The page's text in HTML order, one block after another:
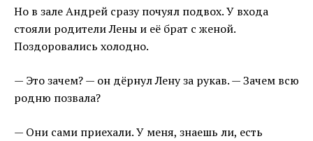
Но в зале Андрей сразу почуял подвох. У входа
стояли родители Лены и её брат с женой.
Поздоровались холодно.
— Это зачем? — он дёрнул Лену за рукав. — Зачем всю
родню позвала?
— Они сами приехали. У меня, знаешь ли, есть